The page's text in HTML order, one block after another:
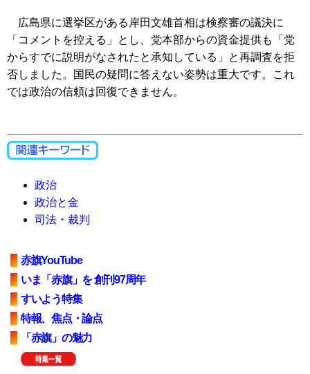
広島県に選挙区がある岸田文雄首相は検察審の議決に
「コメントを控える」とし、党本部からの資金提供も「党
からすでに説明がなされたと承知している」と再調査を拒
否しました。国民の疑問に答えない姿勢は重大です。これ
では政治の信頼は回復できません。
政治
政治と金
司法・裁判
赤旗YouTube
いま「赤旗」を 創刊97周年
すいよう特集
特報、焦点・論点
「赤旗」の魅力